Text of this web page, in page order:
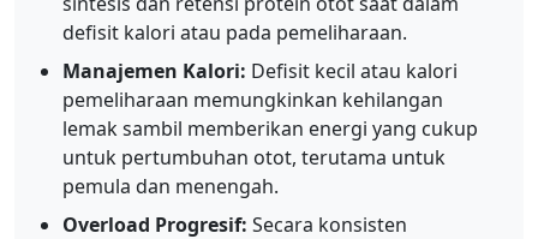
defisit kalori atau pada pemeliharaan.
Manajemen Kalori: Defisit kecil atau kalori
pemeliharaan memungkinkan kehilangan
lemak sambil memberikan energi yang cukup
untuk pertumbuhan otot, terutama untuk
pemula dan menengah.
Overload Progresif: Secara konsisten